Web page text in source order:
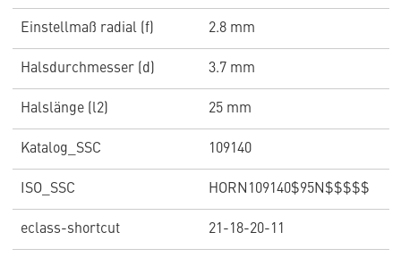
Einstellmaß radial (f) 2.8 mm
Halsdurchmesser (d) 3.7 mm
Halslänge (l2) 25 mm
Katalog_SSC 109140
ISO_SSC HORN109140$95N$$$$$
eclass-shortcut 21-18-20-11